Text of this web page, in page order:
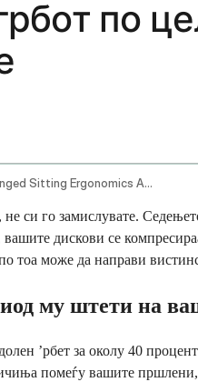
по
Back Pain From Prolonged Sitting Ergonomics And Self Care
си го замислувате.
дискови се
тоа може да направи
му штети на
’рбет за околу 40
помеѓу вашите